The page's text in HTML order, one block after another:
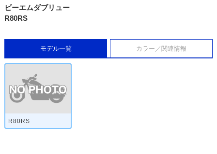
ビーエムダブリュー
R80RS
モデル一覧 カラー／関連情報
R80RS